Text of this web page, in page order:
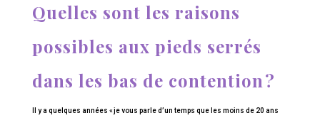
Quelles sont les raisons
possibles aux pieds serrés
dans les bas de contention ?
Il y a quelques années « je vous parle d’un temps que les moins de 20 ans